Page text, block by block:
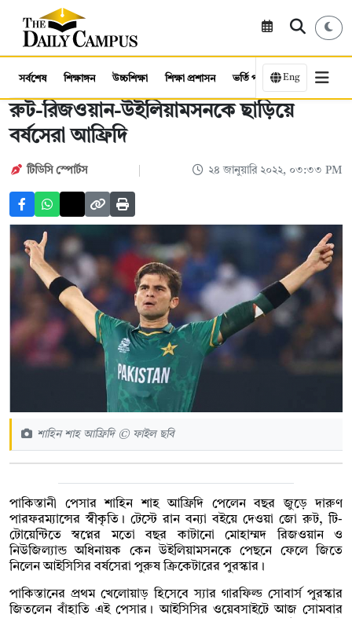
সর্বশেষ শিক্ষাঙ্গন উচ্চশিক্ষা শিক্ষা প্রশাসন ভর্তি পরীক্ষা কর্মসংস্থান
Eng
রুট-রিজওয়ান-উইলিয়ামসনকে ছাড়িয়ে
বর্ষসেরা আফ্রিদি
টিডিসি স্পোর্টস ২৪ জানুয়ারি ২০২২, ০৩:৩৩ PM
শাহিন শাহ আফ্রিদি © ফাইল ছবি
পাকিস্তানী পেসার শাহিন শাহ আফ্রিদি পেলেন বছর জুড়ে দারুণ
পারফরম্যান্সের স্বীকৃতি। টেস্টে রান বন‍্যা বইয়ে দেওয়া জো রুট, টি-
টোয়েন্টিতে স্বপ্নের মতো বছর কাটানো মোহাম্মদ রিজওয়ান ও
নিউজিল‍্যান্ড অধিনায়ক কেন উইলিয়ামসনকে পেছনে ফেলে জিতে
নিলেন আইসিসির বর্ষসেরা পুরুষ ক্রিকেটারের পুরস্কার।
পাকিস্তানের প্রথম খেলোয়াড় হিসেবে স‍্যার গারফিল্ড সোবার্স পুরস্কার
জিতলেন বাঁহাতি এই পেসার। আইসিসির ওয়েবসাইটে আজ সোমবার